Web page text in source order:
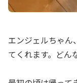
エンジェルちゃん
てくれます。どん